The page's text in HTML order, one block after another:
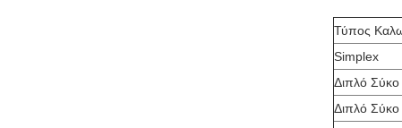
Τύπος
Simplex
Διπλό Σύκο
Διπλό Σύκο